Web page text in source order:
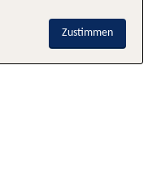
Zustimmen